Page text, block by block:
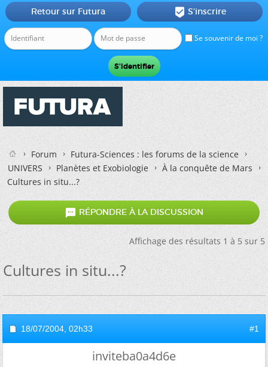
Se souvenir de moi ?
Retour sur Futura  S'inscrire
Forum
Futura-Sciences : les forums de la science
UNIVERS
Planètes et Exobiologie
À la conquête de Mars
Cultures in situ...?
 RÉPONDRE À LA DISCUSSION
Affichage des résultats 1 à 5 sur 5
Cultures in situ...?
18/07/2004, 02h33 #1
inviteba0a4d6e